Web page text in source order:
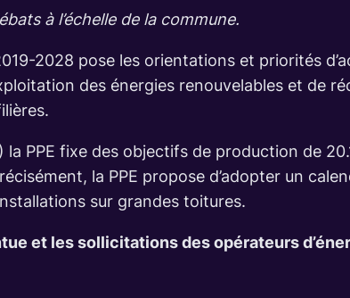
à l’échelle de la commune.
2028 pose les orientations et priorités
des énergies renouvelables et de
PPE fixe des objectifs de production de
la PPE propose d’adopter un
sur grandes toitures.
et les sollicitations des opérateurs